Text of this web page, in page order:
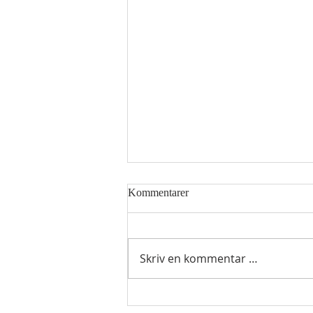
Hellig sky 6. august
Kommentarer
Skriv en kommentar …